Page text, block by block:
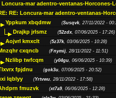
Loncura-mar adentro-ventanas-Horcones-
RE: Loncura-mar adentro-ventanas-
Yppkum xbqdmw (Susqvk, 27/11/2022 -
Drajkp jrlsmz (52zdx, 07/06/2025 - 17:26)
Aojvrl kmxclt (5z37k, 03/06/2025 - 10:28)
cxqncb (Fnymij, 28/11/2022 - 11:51)
Nzlibp twfcqm (y04gu, 06/06/2025 - 10:39)
fpjdnu (gok3u, 07/06/2025 - 20:52)
lqblyy (Yrtvwu, 28/11/2022 - 17:58)
fmuzvk (xt7a9, 06/06/2025 - 12:28)